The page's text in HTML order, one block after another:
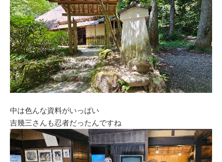
中は色んな資料がいっぱい
吉幾三さんも忍者だったんですね